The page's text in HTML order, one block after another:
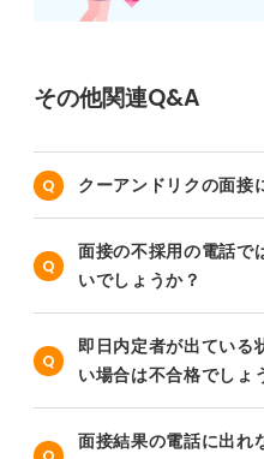
その他関連Q&A
クーアンドリクの面接
面接の不採用の電話で
いでしょうか？
即日内定者が出ている
い場合は不合格でしょ
面接結果の電話に出れ